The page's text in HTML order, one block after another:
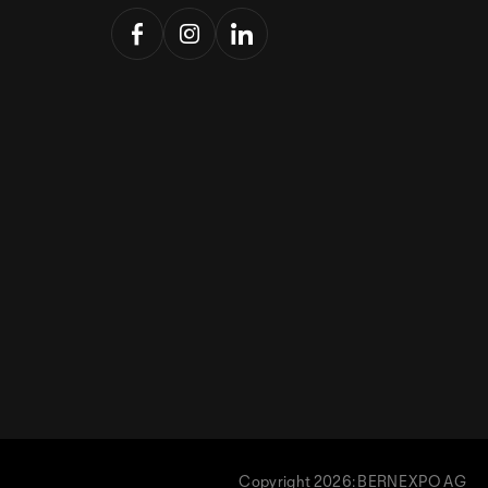
Copyright 2026: BERNEXPO AG